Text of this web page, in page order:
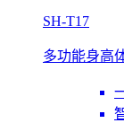
SH-T17
多功能身高